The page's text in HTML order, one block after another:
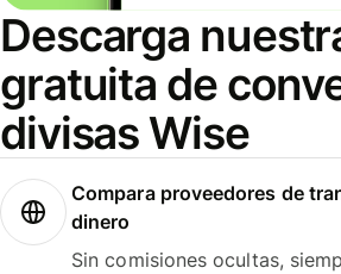
Descarga
gratuita de
divisas Wise
Compara proveedores de
dinero
Sin comisiones ocultas,